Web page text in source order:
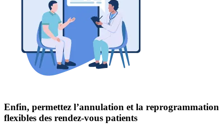
Enfin, permettez l’annulation et la reprogrammation
flexibles des rendez-vous patients